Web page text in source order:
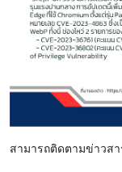
สามารถติดตามข่าวสา